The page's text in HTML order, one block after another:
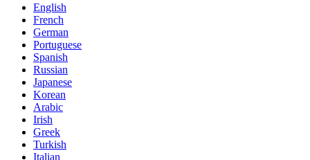
English
French
German
Portuguese
Spanish
Russian
Japanese
Korean
Arabic
Irish
Greek
Turkish
Italian